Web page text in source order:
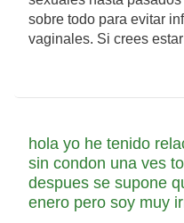
sobre todo para evitar
vaginales. Si crees
hola yo he tenido
sin condon una ves
despues se supone
enero pero soy muy